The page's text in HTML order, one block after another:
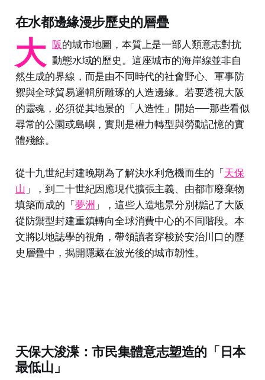
Feudal stronghold * Merchant
capital * Industrial engine * Labor
city But modern Osaka is
在水都邊緣漫步歷史的層疊
大 阪的城市地圖，本質上是一部人類意志對抗
動態水域的歷史。這座城市的海岸線並非自
然生成的界線，而是由不同時代的社會野心、軍事防
禦與全球貿易邏輯所雕琢的人造邊緣。若要透視大阪
的靈魂，必須從其地景的「人造性」開始——那些看似
尋常的公園或島嶼，實則是權力轉型與勞動記憶的實
體殘餘。
從十九世紀封建晚期為了解決水利危機而生的「天保
山 」，到二十世紀因應現代擴張主義、由都市廢棄物
填築而成的「夢洲 」，這些人造地景分別標記了大阪
從防禦型封建重鎮轉向全球消費中心的不同階段。本
文將以地誌學的視角，帶領讀者穿梭於安治川口的歷
史層疊中，揭開隱藏在波光後的城市韌性。
天保大浚渫：市民集體意志塑造的「日本
最低山」